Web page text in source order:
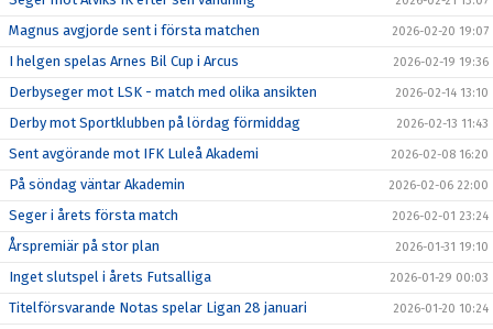
Magnus avgjorde sent i första matchen 2026-02-20 19:07
I helgen spelas Arnes Bil Cup i Arcus 2026-02-19 19:36
Derbyseger mot LSK - match med olika ansikten 2026-02-14 13:10
Derby mot Sportklubben på lördag förmiddag 2026-02-13 11:43
Sent avgörande mot IFK Luleå Akademi 2026-02-08 16:20
På söndag väntar Akademin 2026-02-06 22:00
Seger i årets första match 2026-02-01 23:24
Årspremiär på stor plan 2026-01-31 19:10
Inget slutspel i årets Futsalliga 2026-01-29 00:03
Titelförsvarande Notas spelar Ligan 28 januari 2026-01-20 10:24